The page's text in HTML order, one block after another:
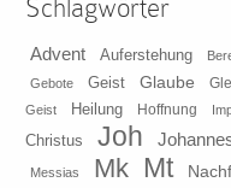
Schlagwörter
Advent Auferstehung
Gebote
Geist Glaube
Geist
Heilung Hoffnung
Christus
Joh
Messias Mk Mt